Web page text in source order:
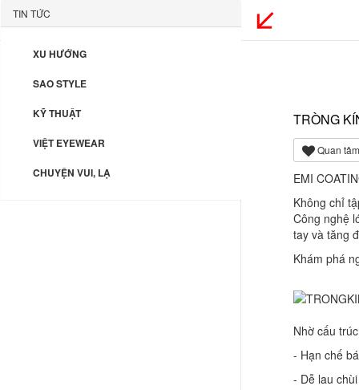
TIN TỨC
XU HƯỚNG
SAO STYLE
KỸ THUẬT
VIỆT EYEWEAR
CHUYỆN VUI, LẠ
TRÒNG
Quan
EMI
Không chỉ
Công nghệ
tay và tăng
Khám phá
Nhờ cấu
- Hạn chế
- Dễ lau